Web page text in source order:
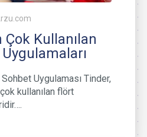
Çok Kullanılan
Uygulaması Tinder,
kullanılan flört